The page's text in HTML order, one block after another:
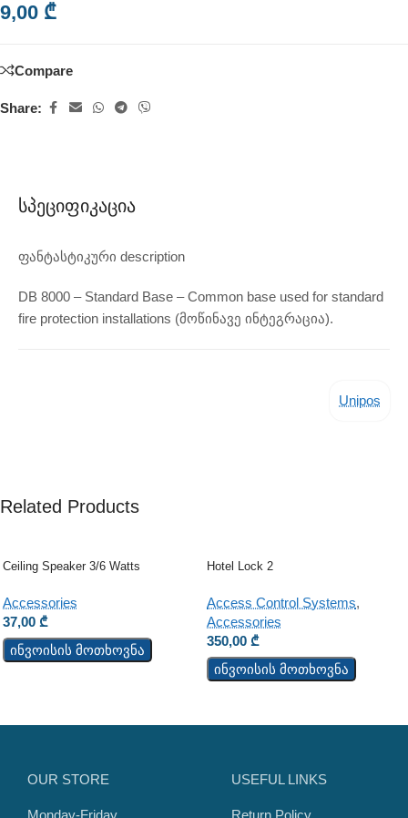
9,00 ₾
Compare
Share:
Სპეციფიკაცია
ფანტასტიკური description
DB 8000 – Standard Base – Common base used for standard
fire protection installations (მოწინავე ინტეგრაცია).
Unipos
Related Products
Ceiling Speaker 3/6 Watts
Accessories
37,00 ₾
ინვოისის მოთხოვნა
Hotel Lock 2
Access Control Systems,
Accessories
350,00 ₾
ინვოისის მოთხოვნა
OUR STORE USEFUL LINKS